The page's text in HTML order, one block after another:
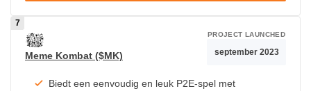
Meme Kombat ($MK)
Biedt een eenvoudig en leuk P2E-spel met
PROJECT LAUNCHED
september 2023